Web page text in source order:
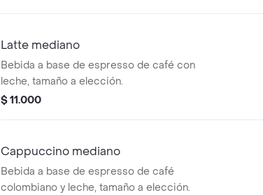
Latte mediano
Bebida a base de espresso de café con
leche, tamaño a elección.
$ 11.000
Cappuccino mediano
Bebida a base de espresso de café
colombiano y leche, tamaño a elección.